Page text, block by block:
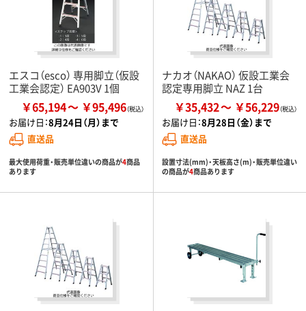
エスコ（esco） 専用脚立（仮設
工業会認定） EA903V 1個
￥65,194 ￥95,496
お届け日：8月24日（月）まで
直送品
最大使用荷重・販売単位違いの商品が4商品
あります
ナカオ（NAKAO） 仮設工業会
認定専用脚立 NAZ 1台
￥35,432 ￥56,229
お届け日：8月28日（金）まで
直送品
設置寸法(mm)・天板高さ(m)・販売単位違い
の商品が4商品あります